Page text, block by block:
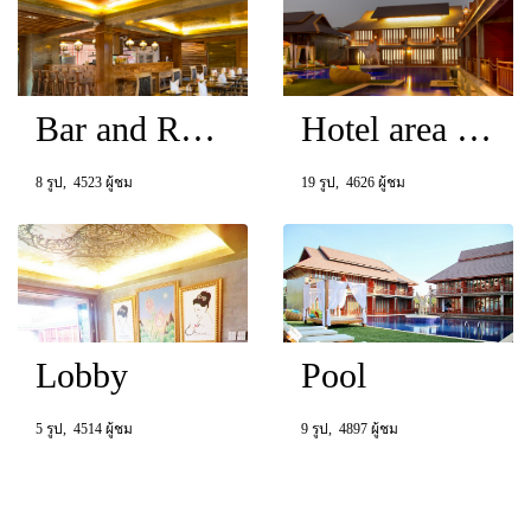
Bar and Restaurant
8 รูป, 4523 ผู้ชม
Hotel area around
19 รูป, 4626 ผู้ชม
Lobby
5 รูป, 4514 ผู้ชม
Pool
9 รูป, 4897 ผู้ชม